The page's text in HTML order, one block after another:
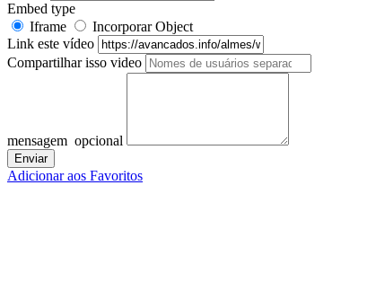
Embed type
Iframe
Incorporar Object
Link este vídeo
Compartilhar isso video
mensagem opcional
Adicionar aos Favoritos